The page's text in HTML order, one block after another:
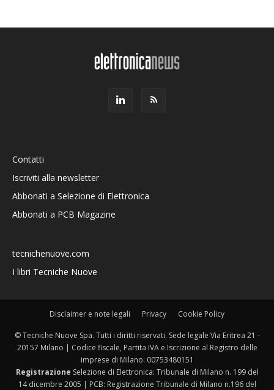
Contatti
Iscriviti alla newsletter
Abbonati a Selezione di Elettronica
Abbonati a PCB Magazine
tecnichenuove.com
I libri Tecniche Nuove
Disclaimer e note legali Privacy Cookie Policy
© Tecniche Nuove Spa. Tutti i diritti riservati. Sede legale Via Eritrea 21 -
20157 Milano | Codice fiscale, Partita IVA e Iscrizione al Registro delle
imprese di Milano: 00753480151
Registrazione Selezione di Elettronica: Tribunale di Milano n. 199 del
14 dicembre 2005 | PCB: Registrazione Tribunale di Milano n.196 del